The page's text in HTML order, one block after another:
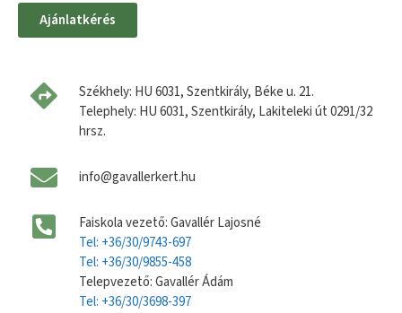
Ajánlatkérés
Székhely: HU 6031, Szentkirály, Béke u. 21.
Telephely: HU 6031, Szentkirály, Lakiteleki út 0291/32
hrsz.
info@gavallerkert.hu
Faiskola vezető: Gavallér Lajosné
Tel: +36/30/9743-697
Tel: +36/30/9855-458
Telepvezető: Gavallér Ádám
Tel: +36/30/3698-397